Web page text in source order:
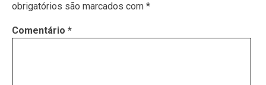
obrigatórios são marcados com *
Comentário *